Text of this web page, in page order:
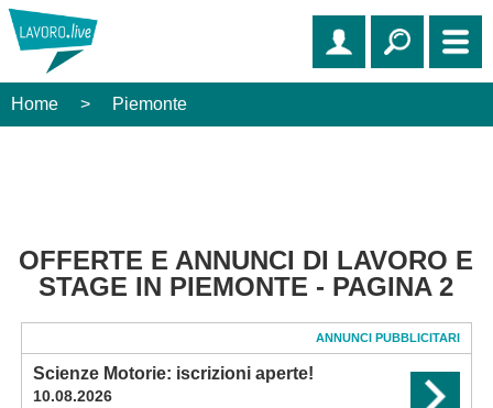
Home > Piemonte
OFFERTE E ANNUNCI DI LAVORO E
STAGE IN PIEMONTE - PAGINA 2
ANNUNCI PUBBLICITARI
Scienze Motorie: iscrizioni aperte!
10.08.2026